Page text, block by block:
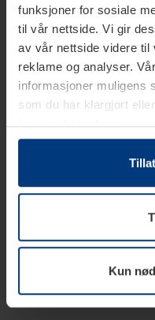
funksjoner for sosiale
til vår nettside. Vi gir
av vår nettside videre til
reklame og analyser.
informasjoner muligens
som du har klargjort
bruk av tjenestene.
Etter loven kan vi lagre
datamaskin, hvis disse
trenger vi din tillatelse.
tilbakekalle ditt
informasjonskapselen
Kun